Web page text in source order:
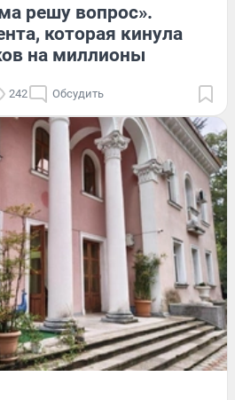
решу вопрос».
которая кинула
на миллионы
242 Обсудить